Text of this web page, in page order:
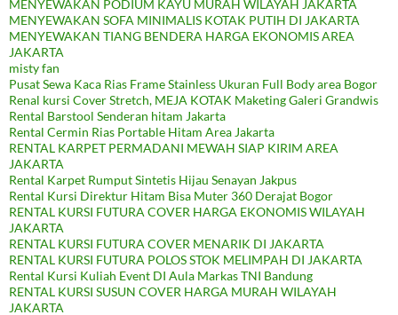
MENYEWAKAN PODIUM KAYU MURAH WILAYAH JAKARTA
MENYEWAKAN SOFA MINIMALIS KOTAK PUTIH DI JAKARTA
MENYEWAKAN TIANG BENDERA HARGA EKONOMIS AREA
JAKARTA
misty fan
Pusat Sewa Kaca Rias Frame Stainless Ukuran Full Body area Bogor
Renal kursi Cover Stretch, MEJA KOTAK Maketing Galeri Grandwis
Rental Barstool Senderan hitam Jakarta
Rental Cermin Rias Portable Hitam Area Jakarta
RENTAL KARPET PERMADANI MEWAH SIAP KIRIM AREA
JAKARTA
Rental Karpet Rumput Sintetis Hijau Senayan Jakpus
Rental Kursi Direktur Hitam Bisa Muter 360 Derajat Bogor
RENTAL KURSI FUTURA COVER HARGA EKONOMIS WILAYAH
JAKARTA
RENTAL KURSI FUTURA COVER MENARIK DI JAKARTA
RENTAL KURSI FUTURA POLOS STOK MELIMPAH DI JAKARTA
Rental Kursi Kuliah Event DI Aula Markas TNI Bandung
RENTAL KURSI SUSUN COVER HARGA MURAH WILAYAH
JAKARTA